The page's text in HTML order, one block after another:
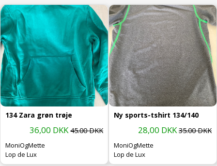
134 Zara grøn trøje
36,00 DKK45.00 DKK
MoniOgMette
Lop de Lux
Ny sports-tshirt 134/140
28,00 DKK35.00 DKK
MoniOgMette
Lop de Lux